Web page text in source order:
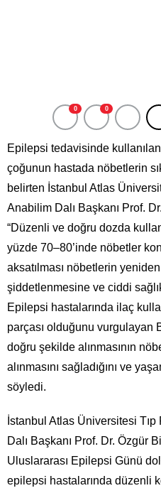
0 0
Epilepsi tedavisinde
çoğunun hastada nöbetlerin
belirten İstanbul Atlas
Anabilim Dalı Başkanı Prof.
“Düzenli ve doğru dozda
yüzde 70–80’inde nöbetler
aksatılması nöbetlerin
şiddetlenmesine ve ciddi
Epilepsi hastalarında ilaç
parçası olduğunu vurgulayan
doğru şekilde alınmasının
alınmasını sağladığını ve
söyledi.
İstanbul Atlas Üniversitesi
Dalı Başkanı Prof. Dr. Özgür
Uluslararası Epilepsi Günü
epilepsi hastalarında düzenli